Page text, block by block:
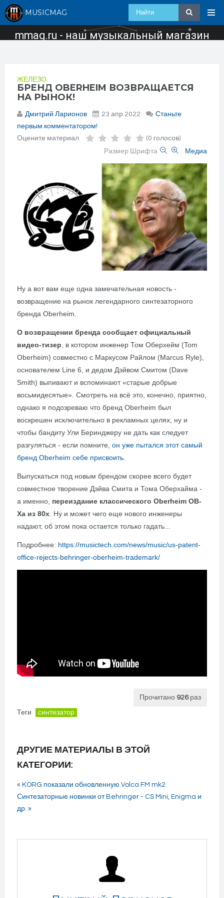
MUSICMAG
mmag.ru - наш музыкальный магазин
ЖЕЛЕЗО
БРЕНД OBERHEIM ВОЗВРАЩАЕТСЯ
НА РЫНОК!
Дмитрий Ларионов 23 апр 2022
Станьте
первым комментатором!
Оцените материал
(0 голосов)
Размер Шрифта
Медиа
Ну а вот вам еще одна замечательная новость -
возвращение на рынок легендарного синтезаторного
бренда Oberheim.
О возвращении бренда сообщает официальный
видео-тизер , в котором инженер Том Оберхейм (Tom
Oberheim) совместно с Маркусом Райлом (Marcus Ryle),
основателем Line 6, и дедом Дэйвом Смитом (Dave
Smith) выпивают и вспоминают «старые добрые
восьмидесятые». Смотреть на всё это, конечно, приятно,
однако я подозреваю что бренд Oberheim был
воскрешен исключительно в рекламных целях, ну и
чтобы бандиту Ули Беринджеру не дать как следует
разгуляться - если помните, он уже пытался этот самый
бренд Oberheim себе присвоить
Выпускаться под новым брендом скорее всего будет
совместное творение Дэйва Смита и Тома Оберхайма -
а именно, переиздание классического Oberheim OB-
Xa из 80х . Ну и может чего еще нового инженеры
надают, об этом пока остается только гадать...
Подробнее: https://musictech.com/news/music/us-patent-
office-rejects-behringer-oberheim-trademark/
Прочитано 926раз
Теги синтезатор
ДРУГИЕ МАТЕРИАЛЫ В ЭТОЙ
КАТЕГОРИИ:
« KORG показали обновленную Volca FM mk2
Синтезаторные новинки от Behringer - CS Mini, Enigma и
др. »